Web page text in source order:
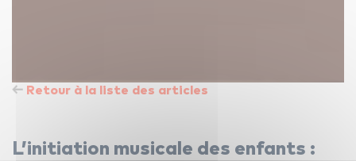
Retour à la liste des articles
L’initiation musicale des enfants :